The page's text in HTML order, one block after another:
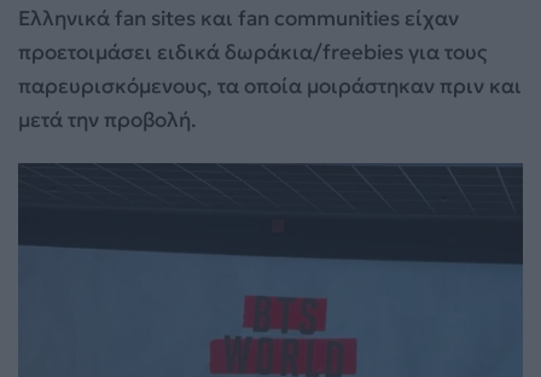
Ελληνικά fan sites και fan communities είχαν
προετοιμάσει ειδικά δωράκια/freebies για τους
παρευρισκόμενους, τα οποία μοιράστηκαν πριν και
μετά την προβολή.